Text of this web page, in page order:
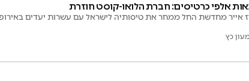
אלפי כרטיסים: חברת הלואו-קוסט חוזרת
אייר מחדשת החל ממחר את טיסותיה לישראל עם עשרות יעדים
כץ